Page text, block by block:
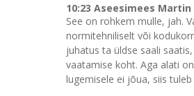
10:23 Aseesimees Martin
See on rohkem mulle, jah.
normitehniliselt või
juhatus ta üldse saali
vaatamise koht. Aga alati
lugemisele ei jõua, siis